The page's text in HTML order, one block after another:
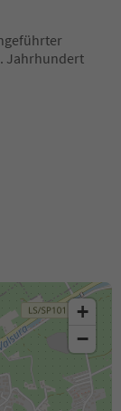
Jahrhundert
+
−